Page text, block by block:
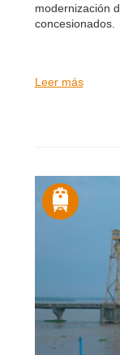
modernización
concesionados.
Leer más